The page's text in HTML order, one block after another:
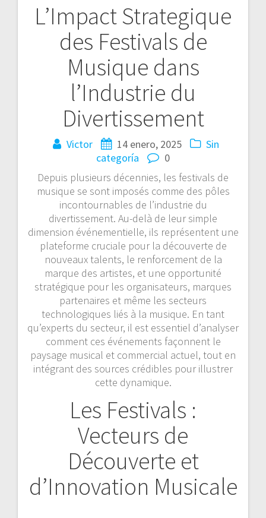
L’Impact Strategique
des Festivals de
Musique dans
l’Industrie du
Divertissement
Victor 14 enero, 2025
Sin
categoría
0
Depuis plusieurs décennies, les festivals de
musique se sont imposés comme des pôles
incontournables de l’industrie du
divertissement. Au-delà de leur simple
dimension événementielle, ils représentent une
plateforme cruciale pour la découverte de
nouveaux talents, le renforcement de la
marque des artistes, et une opportunité
stratégique pour les organisateurs, marques
partenaires et même les secteurs
technologiques liés à la musique. En tant
qu’experts du secteur, il est essentiel d’analyser
comment ces événements façonnent le
paysage musical et commercial actuel, tout en
intégrant des sources crédibles pour illustrer
cette dynamique.
Les Festivals :
Vecteurs de
Découverte et
d’Innovation Musicale
Navegación
entradas